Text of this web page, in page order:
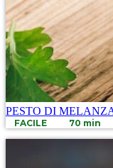
PESTO DI
FACILE 70 min